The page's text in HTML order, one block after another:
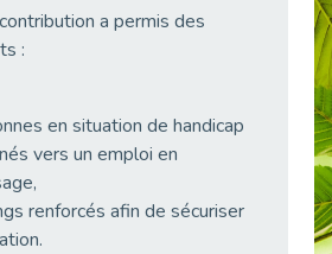
et le handicap
a permis des
:
en situation de handicap
vers un emploi en
renforcés afin de sécuriser